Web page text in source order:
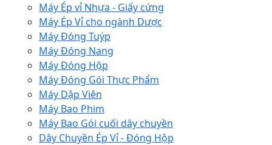
Máy Ép vỉ Nhựa - Giấy cứng
Máy Ép Vỉ cho ngành Dược
Máy Đóng Tuýp
Máy Đóng Nang
Máy Đóng Hộp
Máy Đóng Gói Thực Phẩm
Máy Dập Viên
Máy Bao Phim
Máy Bao Gói cuối dây chuyền
Dây Chuyền Ép Vỉ - Đóng Hộp